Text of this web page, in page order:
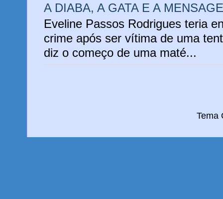
A DIABA, A GATA E A
Eveline Passos Rodrigues teria
crime após ser vítima de uma
diz o começo de uma maté...
Tema